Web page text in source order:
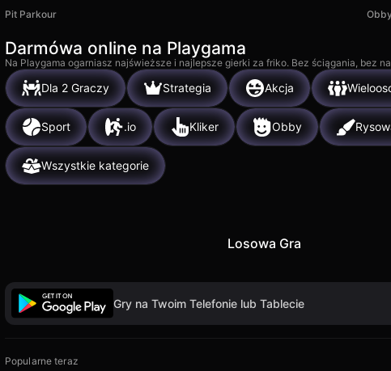
Pit Parkour
Darmówa online na Playgama
Na Playgama ogarniasz najświeższe i najlepsze gierki za friko. Bez ściągania, bez
Dla 2 Graczy Strategia Akcja
Sport .io Kliker Obby
Wszystkie kategorie
Losowa Gra
Gry na Twoim Telefonie lub Tablecie
Popularne teraz